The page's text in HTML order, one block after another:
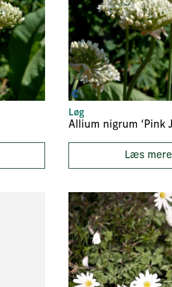
Løg
Læs mere